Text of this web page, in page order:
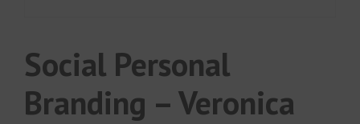
Social Personal
Branding – Veronica